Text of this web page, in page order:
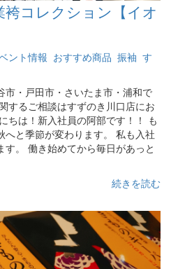
コレクション【イオ
ント情報 おすすめ商品 振袖 す
市・戸田市・さいたま市・浦和で
するご相談はすずのき川口店にお
ちは！新入社員の阿部です！！ も
へと季節が変わります。 私も入社
す。 働き始めてから毎日があっと
続きを読む